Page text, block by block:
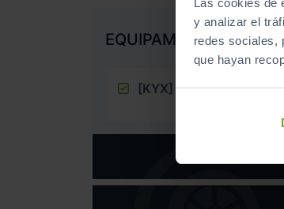
Las cookies de
y analizar el
redes sociales,
que hayan
EQUIPAMIENTO EXTRA
[KYX] Pack Style